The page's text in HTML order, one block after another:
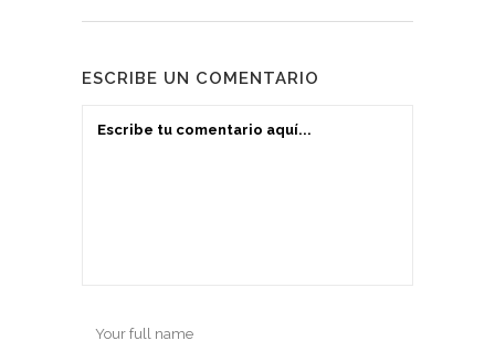
ESCRIBE UN COMENTARIO